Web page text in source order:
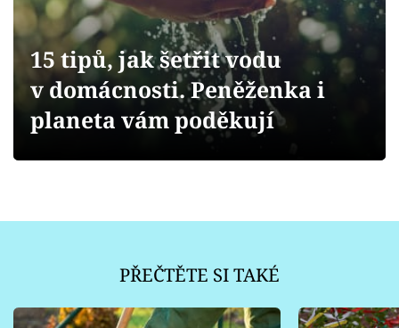
Přihlášení
Sledujte nás
15 tipů, jak šetřit vodu
v domácnosti. Peněženka i
planeta vám poděkují
PŘEČTĚTE SI TAKÉ